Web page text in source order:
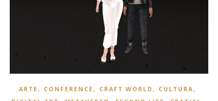
ARTE , CONFERENCE , CRAFT WORLD , CULTURA,